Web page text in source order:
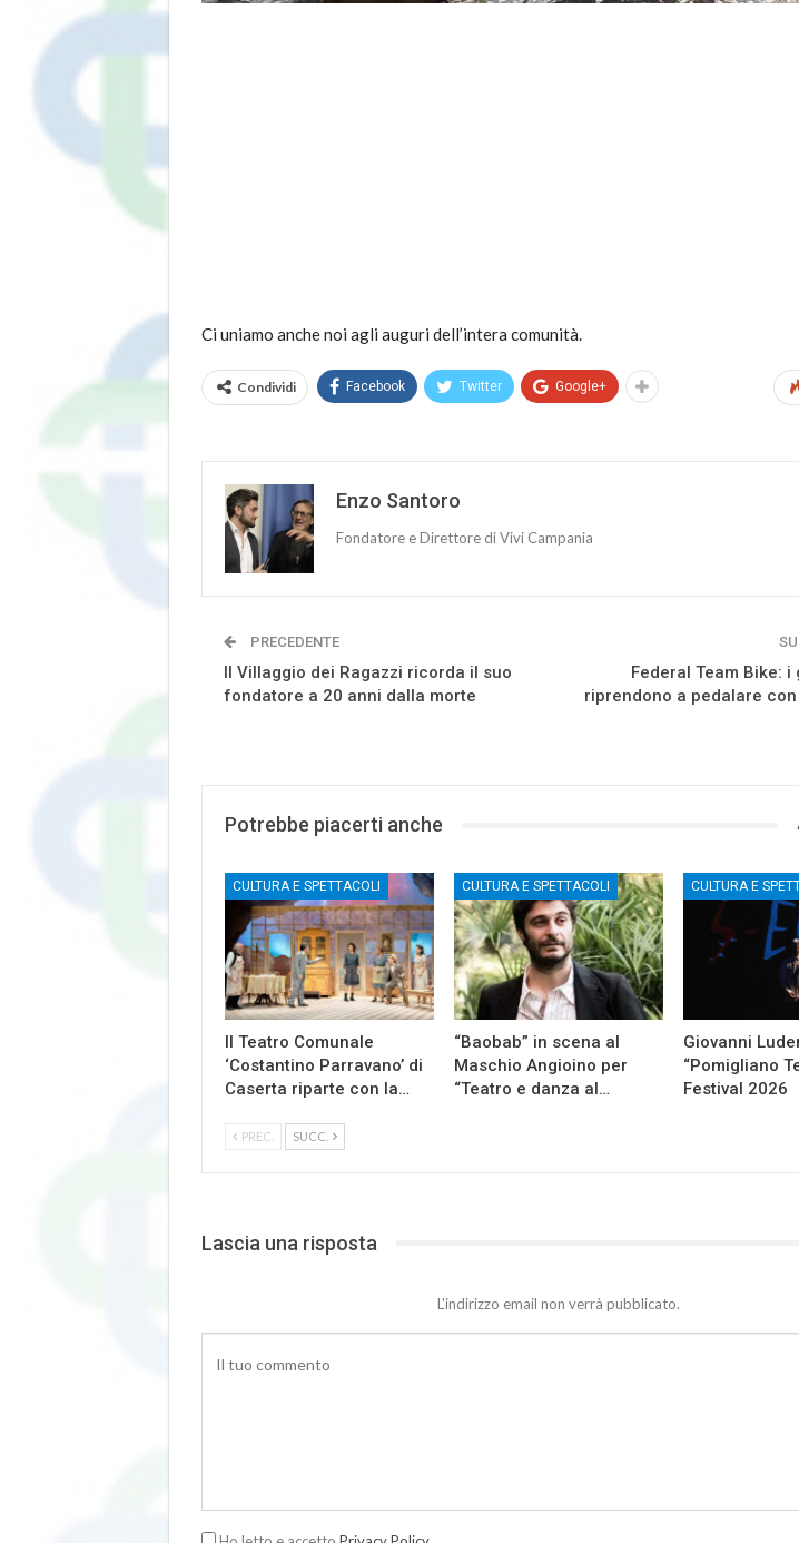
Ci uniamo anche noi agli auguri dell’intera comunità.
Condividi Facebook Twitter Google+
Enzo Santoro
Fondatore e Direttore di Vivi Campania
PRECEDENTE
Il Villaggio dei Ragazzi ricorda il suo
fondatore a 20 anni dalla morte
Federal Team Bike: i
riprendono a pedalare
Potrebbe piacerti anche
CULTURA E SPETTACOLI
Il Teatro Comunale
‘Costantino Parravano’ di
Caserta riparte con la…
CULTURA E SPETTACOLI
“Baobab” in scena al
Maschio Angioino per
“Teatro e danza al…
CULTURA E
Giovanni
“Pomigliano
Festival 2026
PREC. SUCC.
Lascia una risposta
L'indirizzo email non verrà pubblicato.